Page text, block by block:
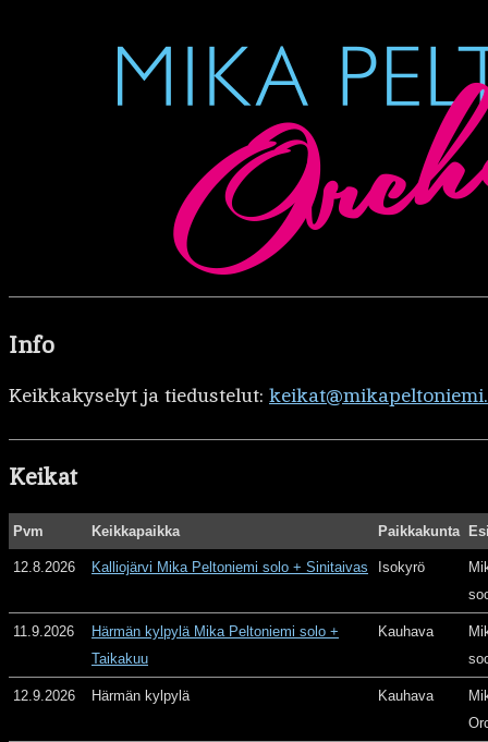
Info
Keikkakyselyt ja tiedustelut:
Keikat
Pvm Keikkapaikka Paikkakunta
12.8.2026 Kalliojärvi Mika Peltoniemi solo + Sinitaivas Isokyrö
11.9.2026
Härmän kylpylä Mika Peltoniemi solo +
Taikakuu
Kauhava
12.9.2026 Härmän kylpylä Kauhava